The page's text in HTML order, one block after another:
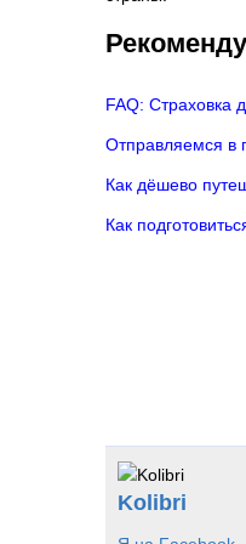
FAQ: Страховка
Отправляемся в
Как дёшево
Как
Kolibri